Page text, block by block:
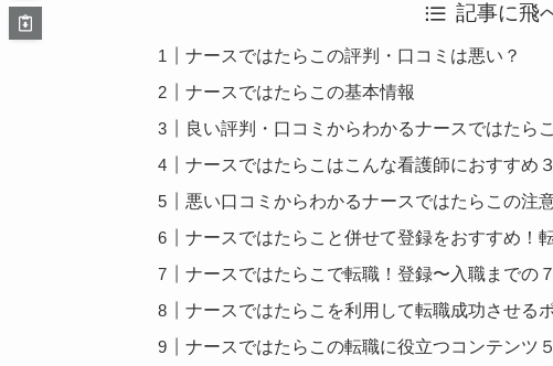
記事に飛
ナースではたらこの評判・口コミは悪い？
ナースではたらこの基本情報
良い評判・口コミからわかるナースではたら
ナースではたらこはこんな看護師におすすめ
悪い口コミからわかるナースではたらこの注
ナースではたらこと併せて登録をおすすめ！
ナースではたらこで転職！登録〜入職までの
ナースではたらこを利用して転職成功させる
ナースではたらこの転職に役立つコンテンツ